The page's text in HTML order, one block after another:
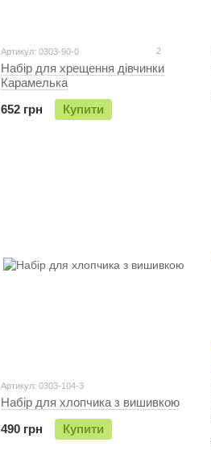
Артикул: 0303-90-0 2
Набір для хрещення дiвчинки
Карамелька
652 грн
Купити
Артикул: 0303-104-3
Набір для хлопчика з вишивкою
490 грн
Купити